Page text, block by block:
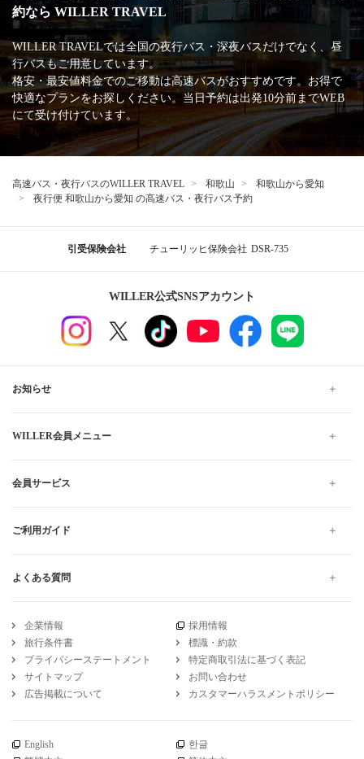
約なら WILLER TRAVEL
WILLER TRAVELでは全国の夜行バス・深夜バスだけでなく、昼
行バスもご用意しています。
格安・最安値料金でのご移動は高速バスがおすすめです。お得で
快適なプランをお探しください。当日予約は出発10分前までWEB
にて受け付けています。
高速バス・夜行バスのWILLER TRAVEL 和歌山
和歌山から愛知
夜行便 和歌山から愛知 の高速バス・夜行バス予約
引受保険会社 チューリッヒ保険会社 DSR-735
WILLER公式SNSアカウント
お知らせ
WILLER会員メニュー
会員サービス
ご利用ガイド
よくある質問
企業情報
採用情報
旅行条件書
標識・約款
プライバシーステートメント
特定商取引法に基づく表記
サイトマップ
お問い合わせ
広告掲載について
カスタマーハラスメントポリシー
English
한글